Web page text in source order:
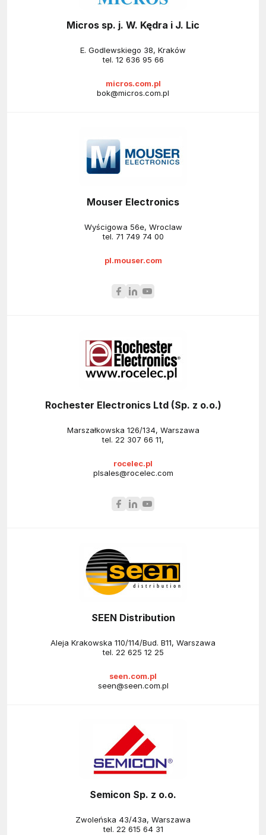
Micros sp. j. W. Kędra i J. Lic
E. Godlewskiego 38, Kraków
tel. 12 636 95 66
micros.com.pl
bok@micros.com.pl
Mouser Electronics
Wyścigowa 56e, Wroclaw
tel. 71 749 74 00
pl.mouser.com
Rochester Electronics Ltd (Sp. z o.o.)
Marszałkowska 126/134, Warszawa
tel. 22 307 66 11,
rocelec.pl
plsales@rocelec.com
SEEN Distribution
Aleja Krakowska 110/114/Bud. B11, Warszawa
tel. 22 625 12 25
seen.com.pl
seen@seen.com.pl
Semicon Sp. z o.o.
Zwoleńska 43/43a, Warszawa
tel. 22 615 64 31